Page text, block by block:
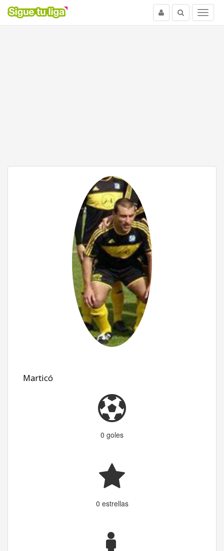
Menu
Buscar
Usuario
Marticó
0 goles
0 estrellas